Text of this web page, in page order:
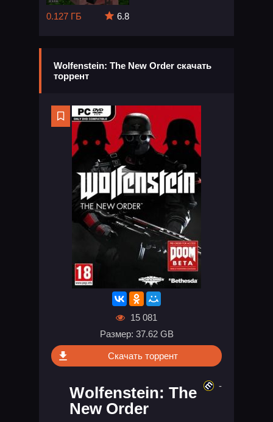
0.127 ГБ
6.8
Wolfenstein: The New Order скачать
торрент
15 081
Размер: 37.62 GB
Скачать торрент
Wolfenstein: The
New Order
-